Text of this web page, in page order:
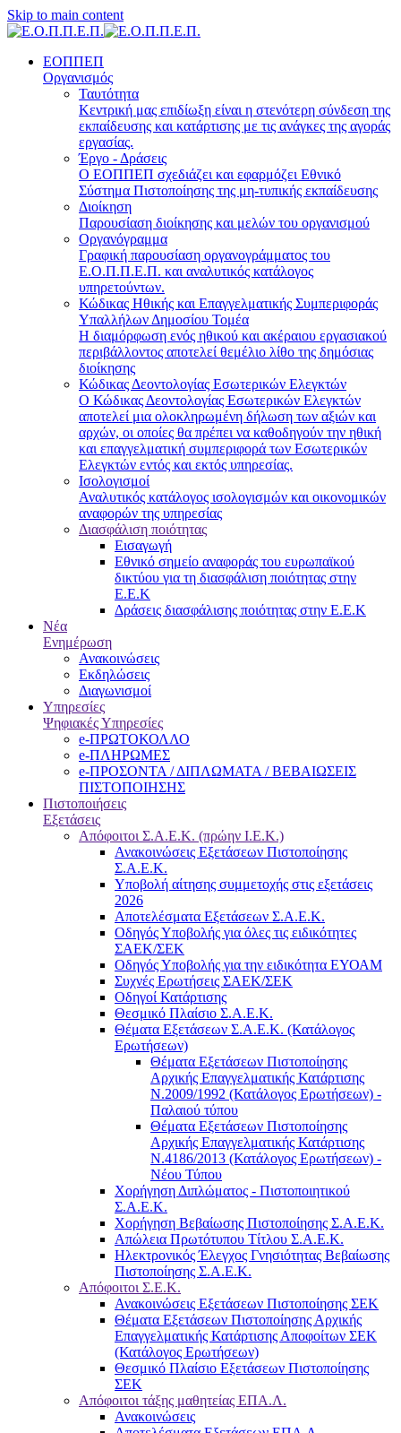
Skip to main content
ΕΟΠΠΕΠ
Οργανισμός
Ταυτότητα
Κεντρική μας επιδίωξη είναι η στενότερη σύνδεση της
εκπαίδευσης και κατάρτισης με τις ανάγκες της αγοράς
εργασίας.
Έργο - Δράσεις
Ο ΕΟΠΠΕΠ σχεδιάζει και εφαρμόζει Eθνικό
Σύστημα Πιστοποίησης της μη-τυπικής εκπαίδευσης
Διοίκηση
Παρουσίαση διοίκησης και μελών του οργανισμού
Οργανόγραμμα
Γραφική παρουσίαση οργανογράμματος του
Ε.Ο.Π.Π.Ε.Π. και αναλυτικός κατάλογος
υπηρετούντων.
Κώδικας Ηθικής και Επαγγελματικής Συμπεριφοράς
Υπαλλήλων Δημοσίου Τομέα
Η διαμόρφωση ενός ηθικού και ακέραιου εργασιακού
περιβάλλοντος αποτελεί θεμέλιο λίθο της δημόσιας
διοίκησης
Κώδικας Δεοντολογίας Εσωτερικών Ελεγκτών
Ο Κώδικας Δεοντολογίας Εσωτερικών Ελεγκτών
αποτελεί μια ολοκληρωμένη δήλωση των αξιών και
αρχών, οι οποίες θα πρέπει να καθοδηγούν την ηθική
και επαγγελματική συμπεριφορά των Εσωτερικών
Ελεγκτών εντός και εκτός υπηρεσίας.
Ισολογισμοί
Αναλυτικός κατάλογος ισολογισμών και οικονομικών
αναφορών της υπηρεσίας
Διασφάλιση ποιότητας
Εισαγωγή
Εθνικό σημείο αναφοράς του ευρωπαϊκού
δικτύου για τη διασφάλιση ποιότητας στην
Ε.Ε.Κ
Δράσεις διασφάλισης ποιότητας στην Ε.Ε.Κ
Νέα
Ενημέρωση
Ανακοινώσεις
Εκδηλώσεις
Διαγωνισμοί
Υπηρεσίες
Ψηφιακές Υπηρεσίες
e-ΠΡΩΤΟΚΟΛΛΟ
e-ΠΛΗΡΩΜΕΣ
e-ΠΡΟΣΟΝΤΑ / ΔΙΠΛΩΜΑΤΑ / ΒΕΒΑΙΩΣΕΙΣ
ΠΙΣΤΟΠΟΙΗΣΗΣ
Πιστοποιήσεις
Εξετάσεις
Απόφοιτοι Σ.Α.Ε.Κ. (πρώην Ι.Ε.Κ.)
Ανακοινώσεις Εξετάσεων Πιστοποίησης
Σ.Α.Ε.Κ.
Υποβολή αίτησης συμμετοχής στις εξετάσεις
2026
Αποτελέσματα Εξετάσεων Σ.Α.Ε.Κ.
Οδηγός Υποβολής για όλες τις ειδικότητες
ΣΑΕΚ/ΣΕΚ
Οδηγός Υποβολής για την ειδικότητα ΕΥΟΑΜ
Συχνές Ερωτήσεις ΣΑΕΚ/ΣΕΚ
Οδηγοί Κατάρτισης
Θεσμικό Πλαίσιο Σ.Α.Ε.Κ.
Θέματα Εξετάσεων Σ.Α.Ε.Κ. (Κατάλογος
Ερωτήσεων)
Θέματα Εξετάσεων Πιστοποίησης
Αρχικής Επαγγελματικής Κατάρτισης
Ν.2009/1992 (Κατάλογος Ερωτήσεων) -
Παλαιού τύπου
Θέματα Εξετάσεων Πιστοποίησης
Αρχικής Επαγγελματικής Κατάρτισης
Ν.4186/2013 (Κατάλογος Ερωτήσεων) -
Νέου Τύπου
Χορήγηση Διπλώματος - Πιστοποιητικού
Σ.Α.Ε.Κ.
Χορήγηση Βεβαίωσης Πιστοποίησης Σ.Α.Ε.Κ.
Απώλεια Πρωτότυπου Τίτλου Σ.Α.Ε.Κ.
Ηλεκτρονικός Έλεγχος Γνησιότητας Βεβαίωσης
Πιστοποίησης Σ.Α.Ε.Κ.
Απόφοιτοι Σ.Ε.Κ.
Ανακοινώσεις Εξετάσεων Πιστοποίησης ΣΕΚ
Θέματα Εξετάσεων Πιστοποίησης Αρχικής
Επαγγελματικής Κατάρτισης Αποφοίτων ΣΕΚ
(Κατάλογος Ερωτήσεων)
Θεσμικό Πλαίσιο Εξετάσεων Πιστοποίησης
ΣΕΚ
Απόφοιτοι τάξης μαθητείας ΕΠΑ.Λ.
Ανακοινώσεις